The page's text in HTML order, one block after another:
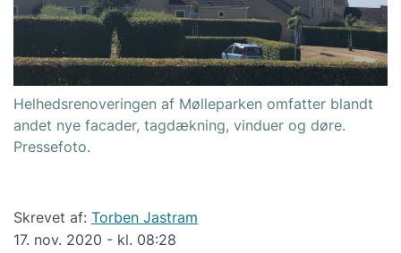
Helhedsrenoveringen af Mølleparken omfatter blandt
andet nye facader, tagdækning, vinduer og døre.
Pressefoto.
Skrevet af: Torben Jastram
17. nov. 2020 - kl. 08:28